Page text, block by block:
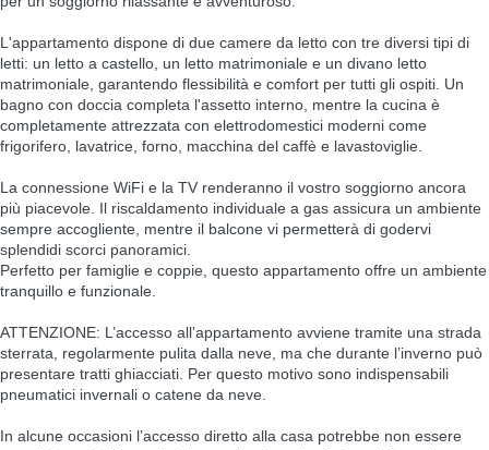
L'appartamento dispone di due camere da letto con tre diversi tipi di
letti: un letto a castello, un letto matrimoniale e un divano letto
matrimoniale, garantendo flessibilità e comfort per tutti gli ospiti. Un
bagno con doccia completa l'assetto interno, mentre la cucina è
completamente attrezzata con elettrodomestici moderni come
frigorifero, lavatrice, forno, macchina del caffè e lavastoviglie.
La connessione WiFi e la TV renderanno il vostro soggiorno ancora
più piacevole. Il riscaldamento individuale a gas assicura un ambiente
sempre accogliente, mentre il balcone vi permetterà di godervi
splendidi scorci panoramici.
Perfetto per famiglie e coppie, questo appartamento offre un ambiente
tranquillo e funzionale.
ATTENZIONE: L’accesso all’appartamento avviene tramite una strada
sterrata, regolarmente pulita dalla neve, ma che durante l’inverno può
presentare tratti ghiacciati. Per questo motivo sono indispensabili
pneumatici invernali o catene da neve.
In alcune occasioni l’accesso diretto alla casa potrebbe non essere